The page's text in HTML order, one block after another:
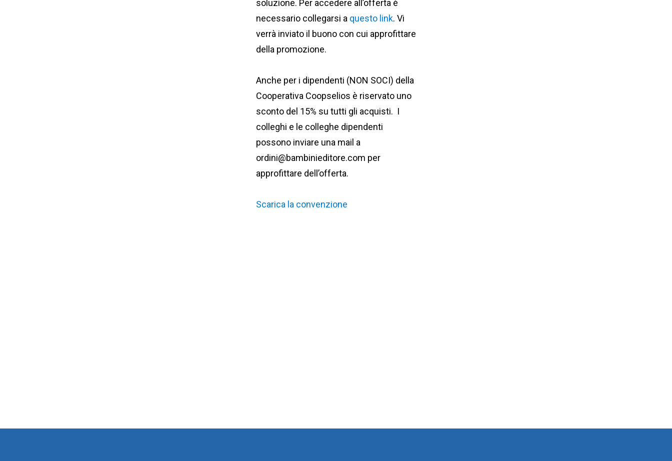
soluzione. Per accedere all’offerta è
necessario collegarsi a questo link. Vi
verrà inviato il buono con cui approfittare
della promozione.
Anche per i dipendenti (NON SOCI) della
Cooperativa Coopselios è riservato uno
sconto del 15% su tutti gli acquisti. I
colleghi e le colleghe dipendenti
possono inviare una mail a
ordini@bambinieditore.com per
approfittare dell’offerta.
Scarica la convenzione